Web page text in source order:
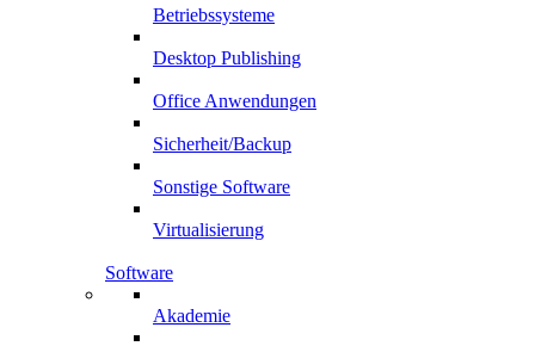
Betriebssysteme
Desktop Publishing
Office Anwendungen
Sicherheit/Backup
Sonstige Software
Virtualisierung
Software
Akademie